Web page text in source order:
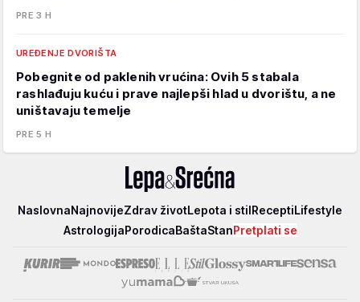
PRE 3 H
UREĐENJE DVORIŠTA
Pobegnite od paklenih vrućina: Ovih 5 stabala
rashlađuju kuću i prave najlepši hlad u dvorištu, a ne
uništavaju temelje
PRE 5 H
Lepa
NaslovnaNajnovijeZdrav životLepota i stilReceptiLifestyle
AstrologijaPorodicaBaštaStanPretplati se